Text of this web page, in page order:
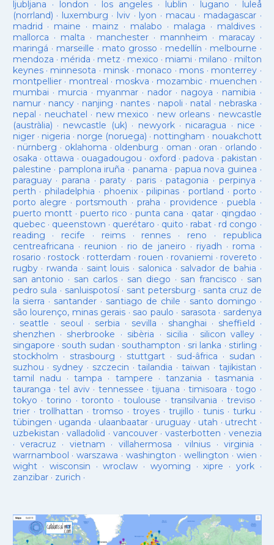
ljubljana · london · los angeles· lublin · lugano · luleå
(norrland) · luxemburg · lviv · lyon · macau · madagascar·
madrid · maine · mainz · malabo · malaga · maldives·
mallorca · malta · manchester· mannheim · maracay·
maringá · marseille · mato grosso · medellín · melbourne ·
mendoza · mérida · metz · mexico · miami · milano · milton
keynes· minnesota · minsk · monaco · mons · monterrey ·
montpellier· montreal · moskva · mozambic· muenchen ·
mumbai · murcia · myanmar· nador · nagoya · namibia ·
namur· nancy · nanjing · nantes · napoli · natal · nebraska ·
nepal · neuchatel · new mexico · new orleans· newcastle
(austràlia) · newcastle (uk) · newyork· nicaragua · nice ·
niger· nigeria · norge (noruega) · nottingham · nouakchott
· nürnberg · oklahoma · oldenburg · oman · oran · orlando ·
osaka · ottawa · ouagadougou · oxford ·padova ·pakistan ·
palestine · pamplona iruña · panama · papua nova guinea ·
paraguay· parana ·paraty · paris·patagonia · perpinya ·
perth ·philadelphia · phoenix·pilipinas ·portland · porto ·
porto alegre ·portsmouth ·praha · providence ·puebla ·
puerto montt· puerto rico ·punta cana · qatar · qingdao ·
quebec· queenstown · querétaro · quito · rabat · rd congo ·
reading · recife · reims· rennes · reno · republica
centreafricana · reunion · rio de janeiro · riyadh · roma ·
rosario · rostock · rotterdam · rouen · rovaniemi · rovereto ·
rugby· rwanda · saint louis · salonica · salvador de bahia ·
san antonio · san carlos· san diego · san francisco · san
pedro sula · sanluispotosí· sant petersburg · santa cruz de
la sierra · santander · santiago de chile · santo domingo ·
são lourenço, minas gerais · sao paulo · sarasota · sardenya
· seattle · seoul · serbia · sevilla · shanghai · sheffield ·
shenzhen · sherbrooke · sibèria · sicilia · silicon valley ·
singapore · south sudan · southampton · sri lanka · stirling ·
stockholm · strasbourg · stuttgart· sud-âfrica · sudan ·
suzhou · sydney · szczecin ·tailandia ·taiwan · tajikistan ·
tamil nadu ·tampa · tampere · tanzania ·tasmania ·
tauranga ·tel aviv· tennessee ·tijuana ·timisoara ·togo ·
tokyo ·torino ·toronto ·toulouse ·transilvania ·treviso ·
trier· trollhattan · tromso · troyes·trujillo ·tunis ·turku ·
tübingen · uganda · ulaanbaatar · uruguay · utah · utrecht ·
uzbekistan · valladolid · vancouver· vasterbotten · venezia
· veracruz · vietnam · villahermosa ·vilnius ·virginia ·
warrnambool ·warszawa ·washington · wellington · wien ·
wight· wisconsin ·wroclaw · wyoming ·xipre · york·
zanzibar· zurich ·